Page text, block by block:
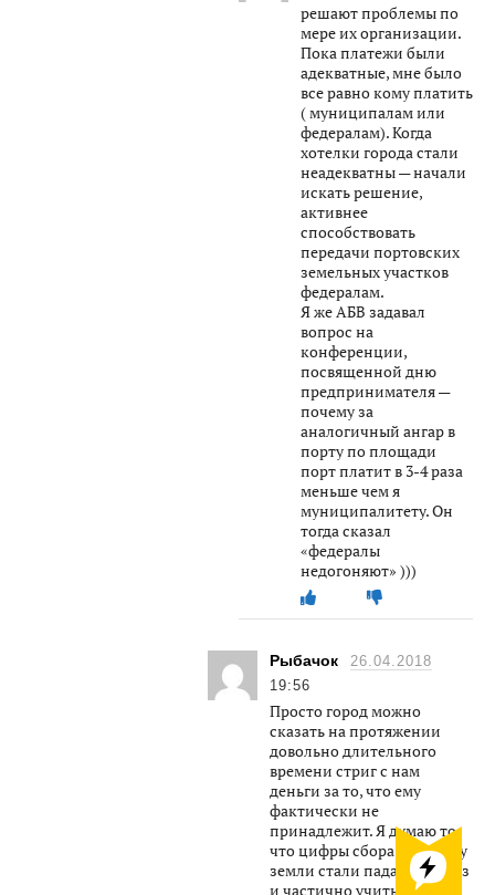
решают проблемы по
мере их организации.
Пока платежи были
адекватные, мне было
все равно кому платить
( муниципалам или
федералам). Когда
хотелки города стали
неадекватны — начали
искать решение,
активнее
способствовать
передачи портовских
земельных участков
федералам.
Я же АБВ задавал
вопрос на
конференции,
посвященной дню
предпринимателя —
почему за
аналогичный ангар в
порту по площади
порт платит в 3-4 раза
меньше чем я
муниципалитету. Он
тогда сказал
«федералы
недогоняют» )))
Рыбачок
26.04.2018
19:56
Просто город можно
сказать на протяжении
довольно длительного
времени стриг с нам
деньги за то, что ему
фактически не
принадлежит. Я думаю то
что цифры сбора за аренду
земли стали падать как раз
и частично учитывают то